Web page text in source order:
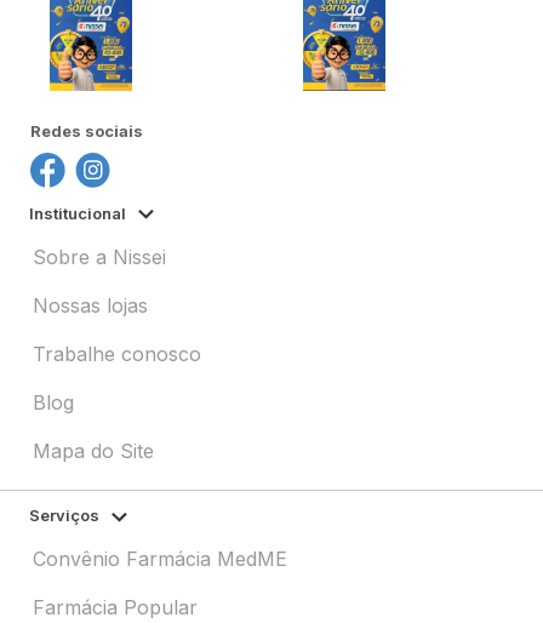
Redes sociais
Institucional
Sobre a Nissei
Nossas lojas
Trabalhe conosco
Blog
Mapa do Site
Serviços
Convênio Farmácia MedME
Farmácia Popular